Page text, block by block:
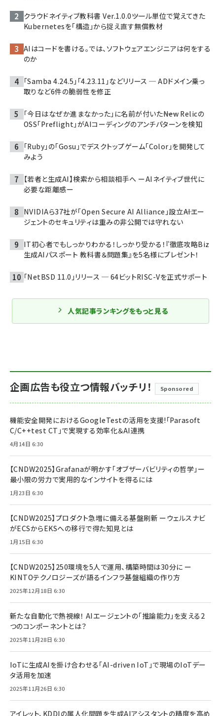
クラウドネイティブ教科書 Ver.1.0.0――ツール単位で覚えてきた
Kubernetesを「構造」から捉え直す無償教材
AIはコードを書ける。では、ソフトウェアエンジニアは何をする
のか
「Samba 4.24.5」「4.23.11」などリリース ─ ADドメイン乗っ
取りなど6件の脆弱性を修正
「今日はなぜか進まなかった」に名前が付いた――New Relicの
OSS「Preflight」がAIコーディングのアンチパターンを検知
「Ruby」の「Gosu」でデスクトップゲーム「Color」を開発して
みよう
【若者と生成AI】検索から相談相手へ ーAIネイティブ世代に
必要な距離感ー
NVIDIAら37社が「Open Secure AI Alliance」設立――AIエー
ジェントのセキュリティは重みの非公開では守れない
IT初心者でもしっかりわかる！しっかり受かる！『徹底攻略Biz
生成AIパスポート 教科書＆問題集』を5名様にプレゼント！
「NetBSD 11.0」リリース ─ 64ビットRISC-Vを正式サポート
人気記事ランキングをもっと見る
企画広告も役立つ情報バッチリ！ Sponsored
機能安全開発におけるGoogleTestの活用を支援!「Parasoft
C/C++test CT」で実現する効率化＆AI連携
4月14日 6:30
【CNDW2025】Grafanaが明かす「オブザーバビリティの哲学」ー
最小限の労力で実用的なインサイトを得るには
1月23日 6:30
【CNDW2025】プロダクト急増に備える基盤刷新 ーウェルスナビ
がECSからEKSへの移行で得た知見とは
1月15日 6:30
【CNDW2025】250環境を5人で運用、構築時間は30分に ー
KINTOテクノロジーズが語るインフラ基盤組織の作り方
2025年12月18日 6:30
新たな自動化で熱視線！ AIエージェントの「推論能力」を支える2
つのコンポーネントとは？
2025年11月28日 6:30
IoTに生成AIを掛け合わせる「AI-driven IoT」で現場のIoTデー
タ活用を加速
2025年11月26日 6:30
アイレット、KDDIの属人化問題を生成AIアシスタントの精度を高め